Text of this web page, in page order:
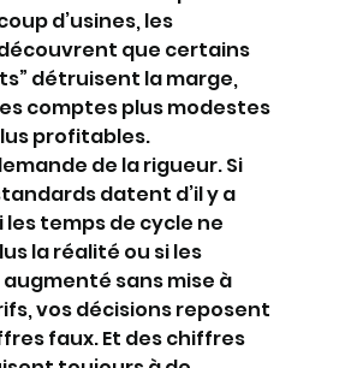
d’usines, les
que certains
détruisent la marge,
comptes plus modestes
profitables.
de la rigueur. Si
datent d’il y a
les temps de cycle ne
la réalité ou si les
sans mise à
vos décisions reposent
faux. Et des chiffres